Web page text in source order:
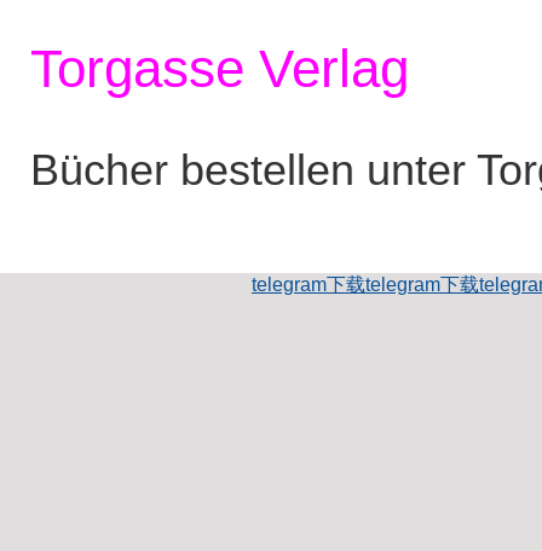
Torgasse Verlag
Bücher bestellen unter
telegram下载telegram下载